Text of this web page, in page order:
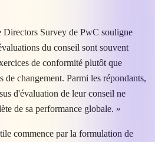
Survey de PwC souligne
du conseil sont souvent
de conformité plutôt que
de changement. Parmi les répondants,
d'évaluation de leur conseil ne
de sa performance globale. »
commence par la formulation de